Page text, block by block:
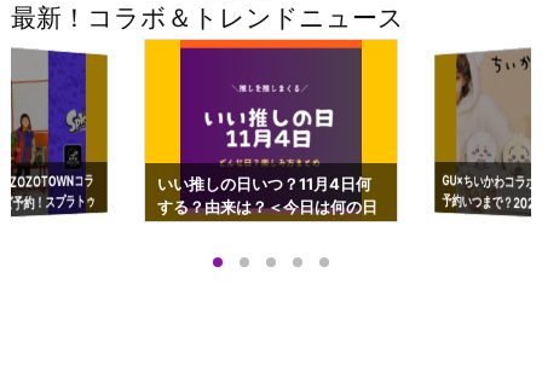
最新！コラボ＆トレンドニュース
コラ
予約！スプラトゥ
ップも渋谷Hz
いい推しの日いつ？11月4日何
する？由来は？＜今日は何の日
＞
GU×ちいかわコラ
予約いつまで？
ーチやショルダー